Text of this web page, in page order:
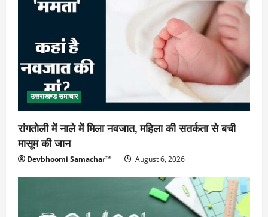
उत्तराखण्ड समाचार
रांगतोली में नाले में मिला नवजात, महिला की सतर्कता से बची
मासूम की जान
Devbhoomi Samachar™ August 6, 2026